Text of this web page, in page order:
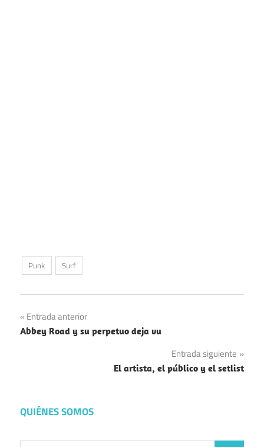
Punk Surf
Navegación
de
Entrada anterior
Abbey Road y su perpetuo deja vu
Entrada siguiente
El artista, el público y el setlist
QUIÉNES SOMOS